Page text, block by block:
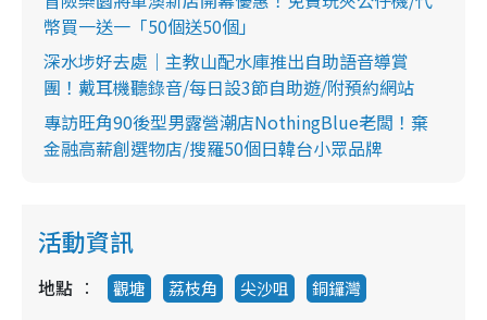
幣買一送一「50個送50個」
深水埗好去處｜主教山配水庫推出自助語音導賞
團！戴耳機聽錄音/每日設3節自助遊/附預約網站
專訪旺角90後型男露營潮店NothingBlue老闆！棄
金融高薪創選物店/搜羅50個日韓台小眾品牌
活動資訊
地點 觀塘 荔枝角 尖沙咀 銅鑼灣